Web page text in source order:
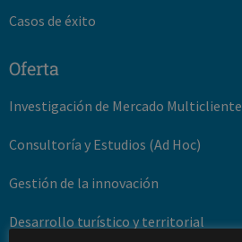
Casos de éxito
Oferta
Investigación de Mercado Multicliente
Consultoría y Estudios (Ad Hoc)
Gestión de la innovación
Desarrollo turístico y territorial